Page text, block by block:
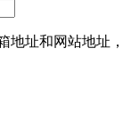
地址和网站地址，